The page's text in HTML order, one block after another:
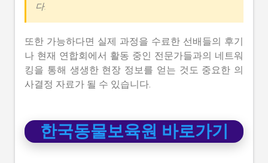
다.
또한 가능하다면 실제 과정을 수료한 선배들의 후기
나 현재 연합회에서 활동 중인 전문가들과의 네트워
킹을 통해 생생한 현장 정보를 얻는 것도 중요한 의
사결정 자료가 될 수 있습니다.
한국동물보육원 바로가기